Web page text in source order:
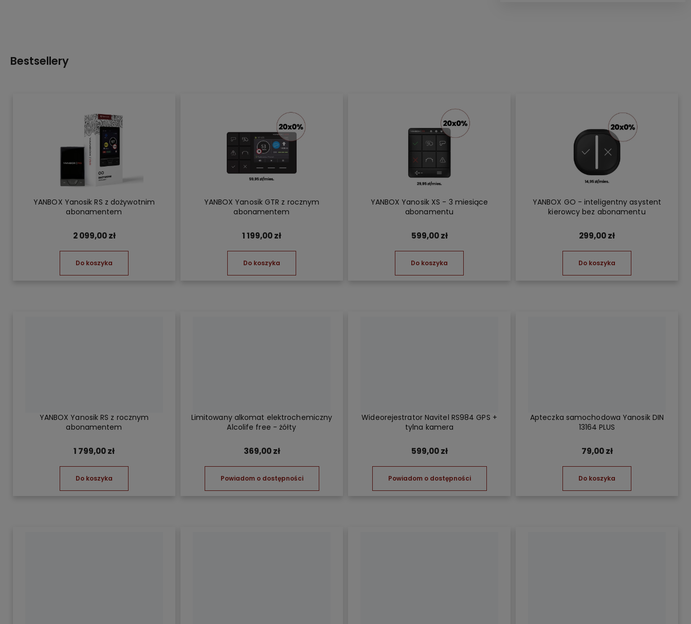
Bestsellery
YANBOX Yanosik RS z dożywotnim
abonamentem
2 099,00 zł
Do koszyka
YANBOX Yanosik GTR z rocznym
abonamentem
1 199,00 zł
Do koszyka
YANBOX Yanosik XS - 3 miesiące
abonamentu
599,00 zł
Do koszyka
YANBOX GO - inteligentny asystent
kierowcy bez abonamentu
299,00 zł
Do koszyka
YANBOX Yanosik RS z rocznym
abonamentem
1 799,00 zł
Do koszyka
Limitowany alkomat elektrochemiczny
Alcolife free - żółty
369,00 zł
Powiadom o dostępności
Wideorejestrator Navitel RS984 GPS +
tylna kamera
599,00 zł
Powiadom o dostępności
Apteczka samochodowa Yanosik DIN
13164 PLUS
79,00 zł
Do koszyka